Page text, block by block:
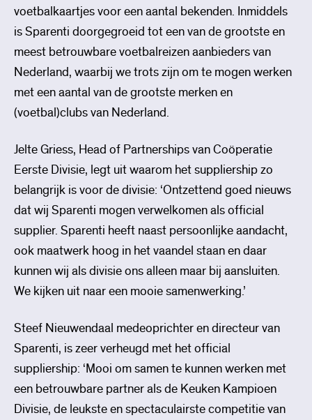
voetbalkaartjes voor een aantal bekenden. Inmiddels
is Sparenti doorgegroeid tot een van de grootste en
meest betrouwbare voetbalreizen aanbieders van
Nederland, waarbij we trots zijn om te mogen werken
met een aantal van de grootste merken en
(voetbal)clubs van Nederland.
Jelte Griess, Head of Partnerships van Coöperatie
Eerste Divisie, legt uit waarom het suppliership zo
belangrijk is voor de divisie: ‘Ontzettend goed nieuws
dat wij Sparenti mogen verwelkomen als official
supplier. Sparenti heeft naast persoonlijke aandacht,
ook maatwerk hoog in het vaandel staan en daar
kunnen wij als divisie ons alleen maar bij aansluiten.
We kijken uit naar een mooie samenwerking.’
Steef Nieuwendaal medeoprichter en directeur van
Sparenti, is zeer verheugd met het official
suppliership: ‘Mooi om samen te kunnen werken met
een betrouwbare partner als de Keuken Kampioen
Divisie, de leukste en spectaculairste competitie van